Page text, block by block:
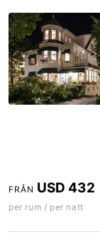
FRÅN USD 432
per rum / per natt